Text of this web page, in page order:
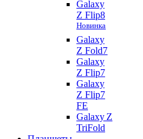
Galaxy
Z Flip8
Новинка
Galaxy
Z Fold7
Galaxy
Z Flip7
Galaxy
Z Flip7
FE
Galaxy Z
TriFold